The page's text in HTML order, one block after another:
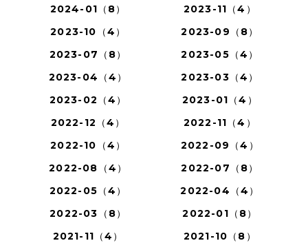
2024-01（8）
2023-11（4）
2023-10（4）
2023-09（8）
2023-07（8）
2023-05（4）
2023-04（4）
2023-03（4）
2023-02（4）
2023-01（4）
2022-12（4）
2022-11（4）
2022-10（4）
2022-09（4）
2022-08（4）
2022-07（8）
2022-05（4）
2022-04（4）
2022-03（8）
2022-01（8）
2021-11（4）
2021-10（8）